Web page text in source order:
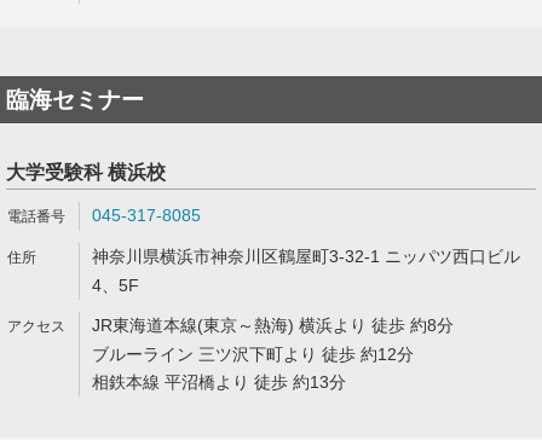
臨海セミナー
大学受験科 横浜校
045-317-8085
神奈川県横浜市神奈川区鶴屋町3-32-1 ニッパツ西口ビル
4、5F
JR東海道本線(東京～熱海) 横浜より 徒歩 約8分
ブルーライン 三ツ沢下町より 徒歩 約12分
相鉄本線 平沼橋より 徒歩 約13分